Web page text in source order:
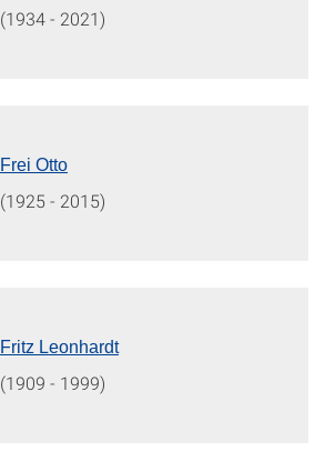
(1934 - 2021)
Frei Otto
(1925 - 2015)
Fritz Leonhardt
(1909 - 1999)